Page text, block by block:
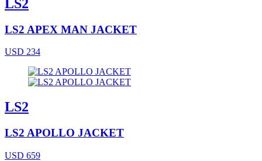
LS2
LS2 APEX MAN JACKET
USD 234
LS2
LS2 APOLLO JACKET
USD 659